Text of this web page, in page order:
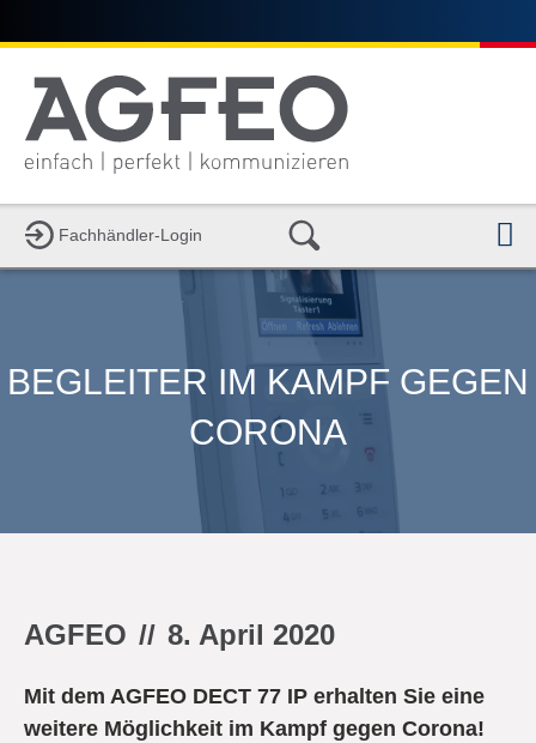
Fachhändler-Login
BEGLEITER IM KAMPF GEGEN
CORONA
AGFEO // 8. April 2020
Mit dem AGFEO DECT 77 IP erhalten Sie eine
weitere Möglichkeit im Kampf gegen Corona!